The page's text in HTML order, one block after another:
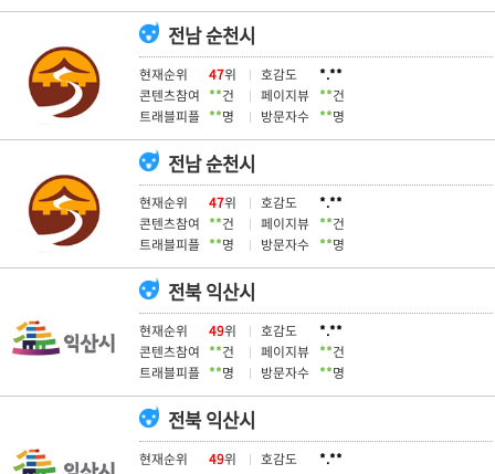
전남 순천시
현재순위 47위 호감도
*.**
콘텐츠참여 **건 페이지뷰 **건
트래블피플 **명 방문자수 **명
전남 순천시
현재순위 47위 호감도
*.**
콘텐츠참여 **건 페이지뷰 **건
트래블피플 **명 방문자수 **명
전북 익산시
현재순위 49위 호감도
*.**
콘텐츠참여 **건 페이지뷰 **건
트래블피플 **명 방문자수 **명
전북 익산시
현재순위 49위 호감도
*.**